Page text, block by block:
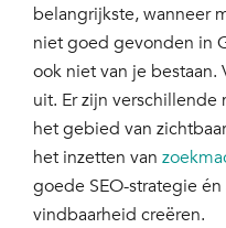
belangrijkste, wanneer
niet goed gevonden in
ook niet van je
uit. Er zijn
het gebied van
het inzetten van
goede SEO-strategie
vindbaarheid creëren.